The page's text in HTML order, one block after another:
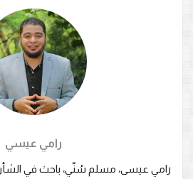
رامي عيسي
رامي عيسى، مسلم سُنّي، باحث في